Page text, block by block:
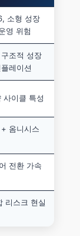
소형 성장
영 위험
조적 성장
레이션
사이클 특성
옴니시스
전환 가속
리스크 현실